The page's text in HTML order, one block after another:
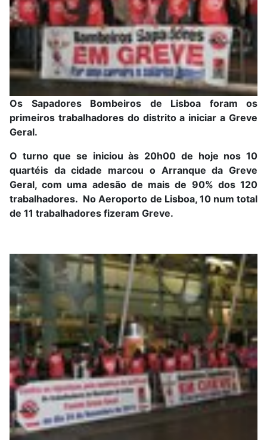
Os Sapadores Bombeiros de Lisboa foram os
primeiros trabalhadores do distrito a iniciar a Greve
Geral.
O turno que se iniciou às 20h00 de hoje nos 10
quartéis da cidade marcou o Arranque da Greve
Geral, com uma adesão de mais de 90% dos 120
trabalhadores. No Aeroporto de Lisboa, 10 num total
de 11 trabalhadores fizeram Greve.